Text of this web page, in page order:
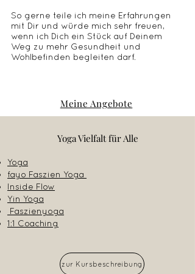
So gerne teile ich meine Erfahrungen
mit Dir und würde mich sehr freuen,
wenn ich Dich ein Stück auf Deinem
Weg zu mehr Gesundheit und
Wohlbefinden begleiten darf.
Meine Angebote
Engpass-Dehnung nach
4 Termine donnerstags
Yoga Vielfalt für Alle
Yoga
fayo Faszien Yoga
Inside Flow
Yin Yoga
Faszienyoga
1:1 Coaching
zur Kursbeschreibung